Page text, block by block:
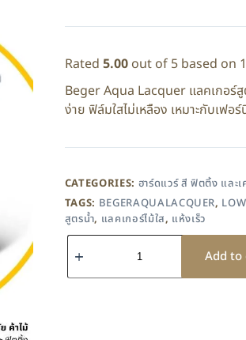
Rated 5.00out of 5 based on 1
Beger Aqua Lacquer แลคเกอร์
ง่าย ฟิล์มใสไม่เหลือง เหมาะกับเฟอ
CATEGORIES: ฮาร์ดแวร์ สี ฟิตติ้ง และ
TAGS: BEGERAQUALACQUER,
สูตรน้ำ, แลคเกอร์ไม้ใส, แห้งเร็ว
Add to